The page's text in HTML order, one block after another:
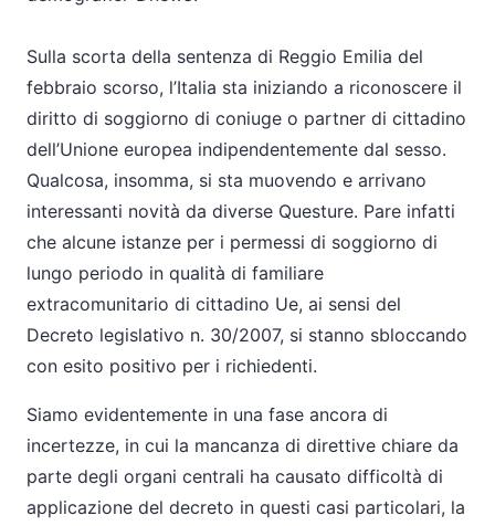
Sulla scorta della sentenza di Reggio Emilia del
febbraio scorso, l’Italia sta iniziando a riconoscere il
diritto di soggiorno di coniuge o partner di cittadino
dell’Unione europea indipendentemente dal sesso.
Qualcosa, insomma, si sta muovendo e arrivano
interessanti novità da diverse Questure. Pare infatti
che alcune istanze per i permessi di soggiorno di
lungo periodo in qualità di familiare
extracomunitario di cittadino Ue, ai sensi del
Decreto legislativo n. 30/2007, si stanno sbloccando
con esito positivo per i richiedenti.
Siamo evidentemente in una fase ancora di
incertezze, in cui la mancanza di direttive chiare da
parte degli organi centrali ha causato difficoltà di
applicazione del decreto in questi casi particolari, la